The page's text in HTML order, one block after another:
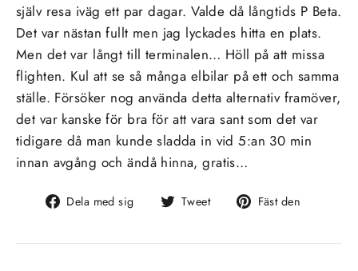
själv resa iväg ett par dagar. Valde då långtids P Beta.
Det var nästan fullt men jag lyckades hitta en plats.
Men det var långt till terminalen… Höll på att missa
flighten. Kul att se så många elbilar på ett och samma
ställe. Försöker nog använda detta alternativ framöver,
det var kanske för bra för att vara sant som det var
tidigare då man kunde sladda in vid 5:an 30 min
innan avgång och ändå hinna, gratis…
Dela med sig
Dela
Facebook
Tweet
Tweet
Twitter
Fäst den